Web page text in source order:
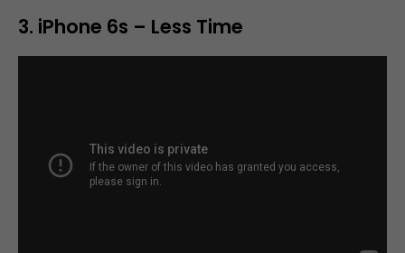
3. iPhone 6s – Less Time